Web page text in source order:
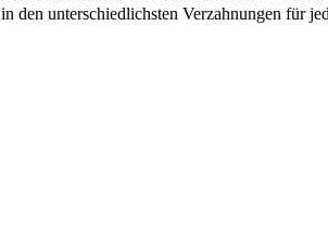
unterschiedlichsten Verzahnungen für